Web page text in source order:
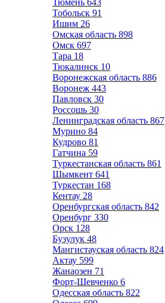
Тюмень 643
Тобольск 91
Ишим 26
Омская область 898
Омск 697
Тара 18
Тюкалинск 10
Воронежская область 886
Воронеж 443
Павловск 30
Россошь 30
Ленинградская область 867
Мурино 84
Кудрово 81
Гатчина 59
Туркестанская область 861
Шымкент 641
Туркестан 168
Кентау 28
Оренбургская область 842
Оренбург 330
Орск 128
Бузулук 48
Мангистауская область 824
Актау 599
Жанаозен 71
Форт-Шевченко 6
Одесская область 822